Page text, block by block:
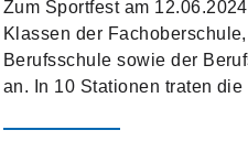
Zum Sportfest am
Klassen der
Berufsschule sowie der
an. In 10 Stationen traten die